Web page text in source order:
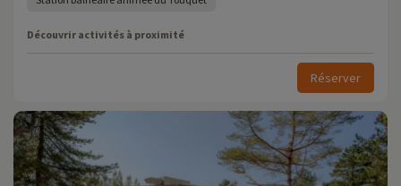
Découvrir activités à proximité
Réserver